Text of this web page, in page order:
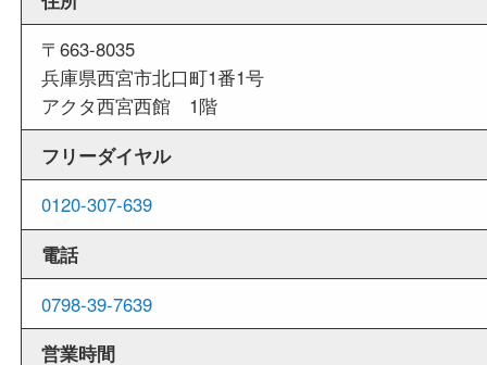
外出ＯＫ
商品査定中の外出も出来ますので、査定中に用事
せていただくことも可能です。